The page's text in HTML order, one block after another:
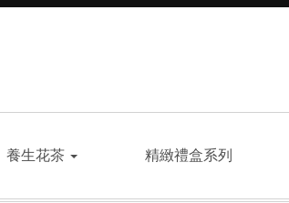
養生花茶 精緻禮盒系列